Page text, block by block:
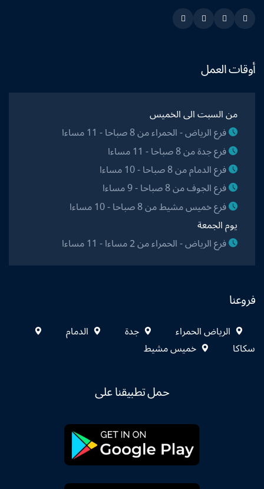
Snapchat
Twitter
Linkedin
Instagram
أوقات العمل
من السبت الى الخميس
فرع الرياض - الحمراء من 8 صباحا - 11 مساءا
فرع جدة من 8 صباحا - 11 مساءا
فرع الدمام من 8 صباحا - 10 مساءا
فرع الجوف من 8 صباحا - 9 مساءا
فرع خميس مشيط من 8 صباحا - 10 مساءا
يوم الجمعة
فرع الرياض - الحمراء من 2 مساءا - 11 مساءا
فروعنا
الرياض الحمراء جدة
الدمام
سكاكا
خميس مشيط
حمل تطبيقنا على